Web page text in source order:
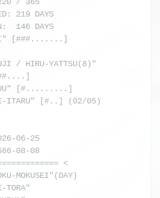
[###.......]
/ HIRU-YATTSU(8)"
[#.........]
ITARU" [#..] (02/05)
06-25
08-08
<
MOKUSEI"(DAY)
TORA"